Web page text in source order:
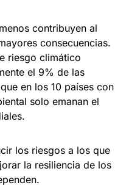
contribuyen al
consecuencias.
riesgo climático
el 9% de las
en los 10 países con
solo emanan el
los riesgos a los que
la resiliencia de los